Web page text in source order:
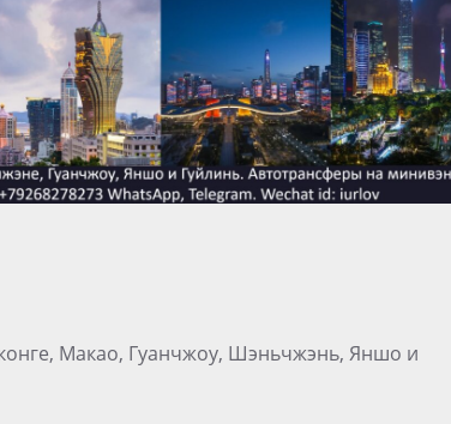
Макао, Гуанчжоу, Шэньчжэнь, Яншо и